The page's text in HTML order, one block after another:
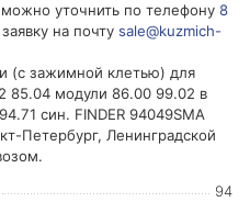
уточнить по телефону 8
на почту sale@kuzmich-
(с зажимной клетью) для
85.04 модули 86.00 99.02 в
син. FINDER 94049SMA
Петербург, Ленинградской
94